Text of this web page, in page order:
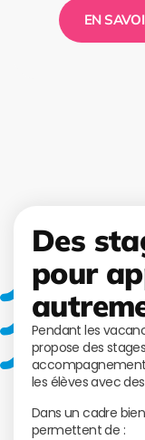
EN
Des
pour
Pendant les
propose des
les élèves avec
Dans un cadre
permettent de :